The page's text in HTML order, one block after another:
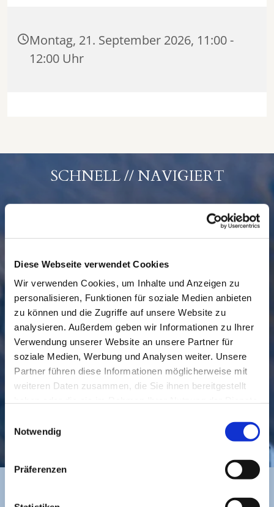
Diese Webseite verwendet Cookies
Wir verwenden Cookies, um Inhalte und Anzeigen zu
personalisieren, Funktionen für soziale Medien anbieten
zu können und die Zugriffe auf unsere Website zu
analysieren. Außerdem geben wir Informationen zu Ihrer
Verwendung unserer Website an unsere Partner für
soziale Medien, Werbung und Analysen weiter. Unsere
Partner führen diese Informationen möglicherweise mit
weiteren Daten zusammen, die Sie ihnen bereitgestellt
Notwendig
Präferenzen
Montag, 21. September 2026, 11:00 -
12:00 Uhr
SCHNELL // NAVIGIERT
GEMEINDE BESUCHEN